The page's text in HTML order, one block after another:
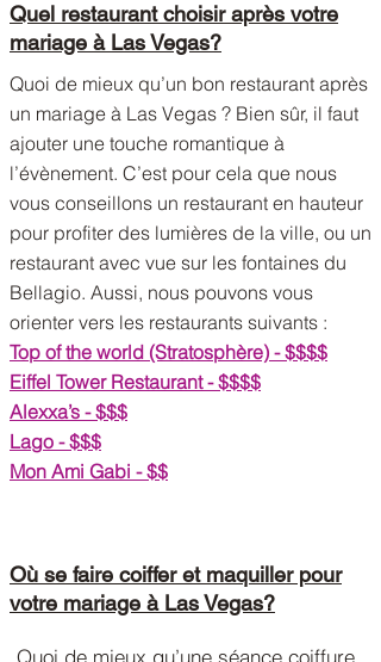
Quel restaurant choisir après votre
mariage à Las Vegas?
Quoi de mieux qu’un bon restaurant après
un mariage à Las Vegas ? Bien sûr, il faut
ajouter une touche romantique à
l’évènement. C’est pour cela que nous
vous conseillons un restaurant en hauteur
pour profiter des lumières de la ville, ou un
restaurant avec vue sur les fontaines du
Bellagio. Aussi, nous pouvons vous
orienter vers les restaurants suivants :
Top of the world (Stratosphère) - $$$$
Eiffel Tower Restaurant - $$$$
Alexxa’s - $$$
Lago - $$$
Mon Ami Gabi - $$
Où se faire coiffer et maquiller pour
votre mariage à Las Vegas?
Quoi de mieux qu’une séance coiffure